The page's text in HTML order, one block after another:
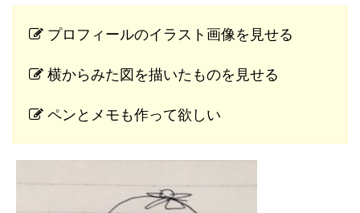
プロフィールのイラスト画像を見せる
横からみた図を描いたものを見せる
ペンとメモも作って欲しい